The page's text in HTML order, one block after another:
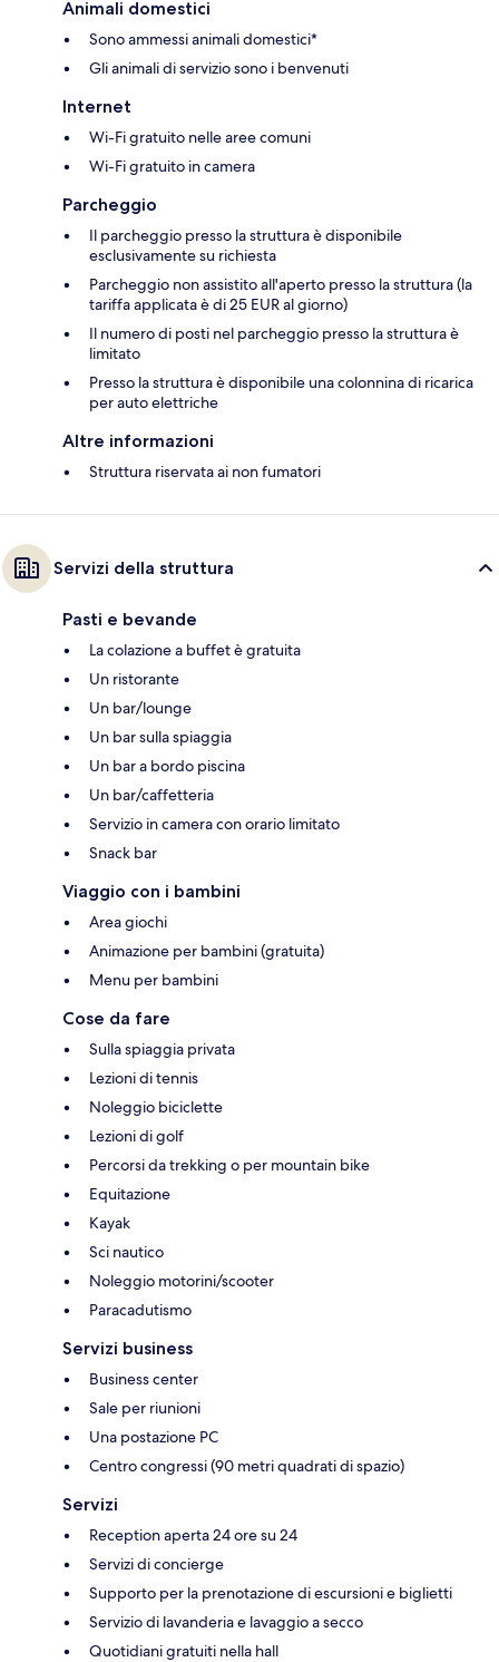
Animali domestici
Sono ammessi animali domestici*
Gli animali di servizio sono i benvenuti
Internet
Wi-Fi gratuito nelle aree comuni
Wi-Fi gratuito in camera
Parcheggio
Il parcheggio presso la struttura è disponibile
esclusivamente su richiesta
Parcheggio non assistito all'aperto presso la struttura (la
tariffa applicata è di 25 EUR al giorno)
Il numero di posti nel parcheggio presso la struttura è
limitato
Presso la struttura è disponibile una colonnina di ricarica
per auto elettriche
Altre informazioni
Struttura riservata ai non fumatori
Servizi della struttura
Pasti e bevande
La colazione a buffet è gratuita
Un ristorante
Un bar/lounge
Un bar sulla spiaggia
Un bar a bordo piscina
Un bar/caffetteria
Servizio in camera con orario limitato
Snack bar
Viaggio con i bambini
Area giochi
Animazione per bambini (gratuita)
Menu per bambini
Cose da fare
Sulla spiaggia privata
Lezioni di tennis
Noleggio biciclette
Lezioni di golf
Percorsi da trekking o per mountain bike
Equitazione
Kayak
Sci nautico
Noleggio motorini/scooter
Paracadutismo
Servizi business
Business center
Sale per riunioni
Una postazione PC
Centro congressi (90 metri quadrati di spazio)
Servizi
Reception aperta 24 ore su 24
Servizi di concierge
Supporto per la prenotazione di escursioni e biglietti
Servizio di lavanderia e lavaggio a secco
Quotidiani gratuiti nella hall